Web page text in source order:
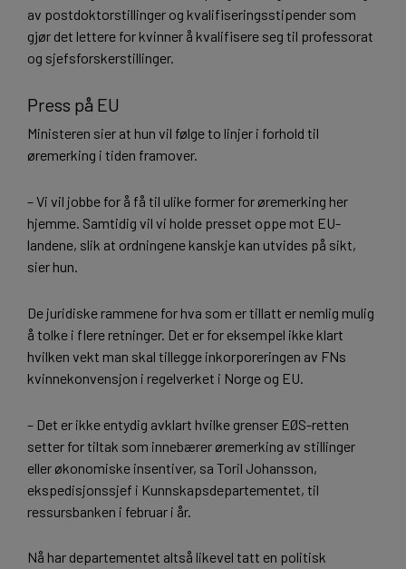
av postdoktorstillinger og kvalifiseringsstipender som
gjør det lettere for kvinner å kvalifisere seg til professorat
og sjefsforskerstillinger.
Press på EU
Ministeren sier at hun vil følge to linjer i forhold til
øremerking i tiden framover.
– Vi vil jobbe for å få til ulike former for øremerking her
hjemme. Samtidig vil vi holde presset oppe mot EU-
landene, slik at ordningene kanskje kan utvides på sikt,
sier hun.
De juridiske rammene for hva som er tillatt er nemlig mulig
å tolke i flere retninger. Det er for eksempel ikke klart
hvilken vekt man skal tillegge inkorporeringen av FNs
kvinnekonvensjon i regelverket i Norge og EU.
– Det er ikke entydig avklart hvilke grenser EØS-retten
setter for tiltak som innebærer øremerking av stillinger
eller økonomiske insentiver, sa Toril Johansson,
ekspedisjonssjef i Kunnskapsdepartementet, til
ressursbanken i februar i år.
Nå har departementet altså likevel tatt en politisk